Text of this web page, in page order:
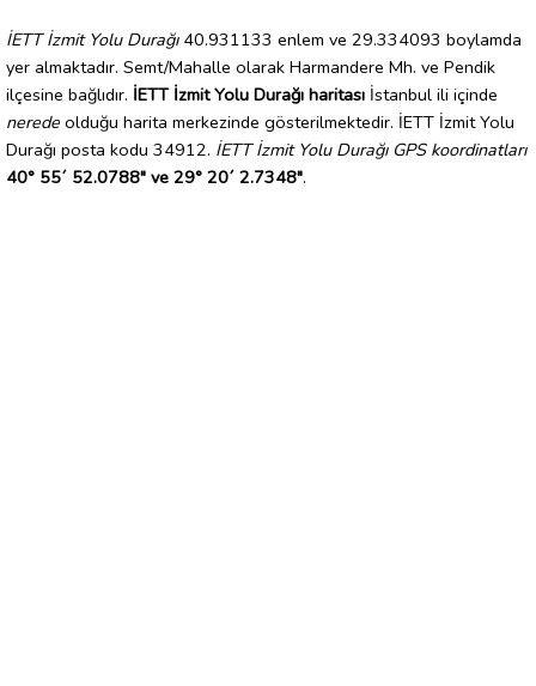
İETT İzmit Yolu Durağı40.931133 enlem ve 29.334093 boylamda
yer almaktadır. Semt/Mahalle olarak Harmandere Mh. ve Pendik
ilçesine bağlıdır. İETT İzmit Yolu Durağı haritası İstanbul ili içinde
nerede olduğu harita merkezinde gösterilmektedir. İETT İzmit Yolu
Durağı posta kodu 34912. İETT İzmit Yolu Durağı GPS koordinatları
40° 55´ 52.0788" ve 29° 20´ 2.7348".